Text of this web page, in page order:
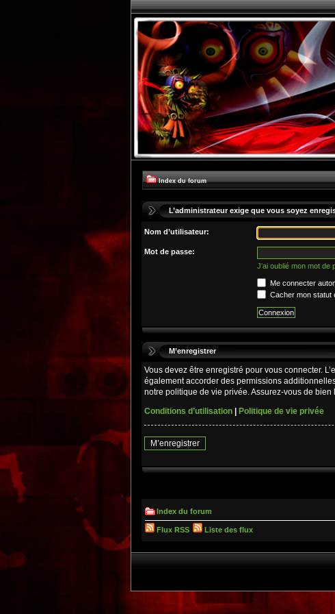
Index du forum
L’administrateur exige que vous soyez
Nom d’utilisateur:
Mot de passe:
J’ai oublié mon mot de
Me connecter
Cacher mon statut
M’enregistrer
Vous devez être enregistré pour vous connecter.
également accorder des permissions
notre politique de vie privée. Assurez-vous de
Conditions d’utilisation
Politique de vie privée
M’enregistrer
Index du forum
Flux RSS Liste des flux